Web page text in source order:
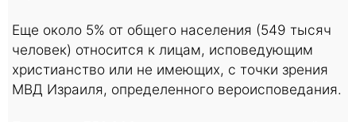
Еще около 5% от общего населения (549 тысяч
человек) относится к лицам, исповедующим
христианство или не имеющих, с точки зрения
МВД Израиля, определенного вероисповедания.